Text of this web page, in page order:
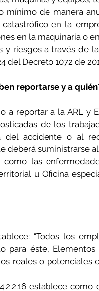
mínimo de manera
en la
en la maquinaria o
y riesgos a través de
del Decreto 1072 de
reportarse y a
a reportar a la ARL y
de los
del accidente o al
deberá suministrarse al
las
u Oficina
“Todos los
para éste,
reales o potenciales
establece